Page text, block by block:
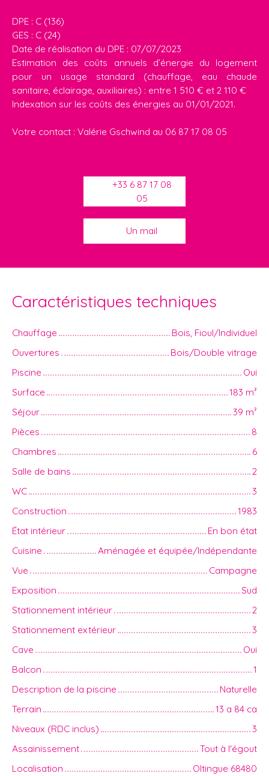
DPE : C (136)
GES : C (24)
Date de réalisation du DPE : 07/07/2023
Estimation des coûts annuels d’énergie du logement
pour un usage standard (chauffage, eau chaude
sanitaire, éclairage, auxiliaires) : entre 1 510 € et 2 110 €
Indexation sur les coûts des énergies au 01/01/2021.
Votre contact : Valérie Gschwind au 06 87 17 08 05
+33 6 87 17 08
05
Un mail
Caractéristiques techniques
Chauffage
Bois, Fioul/Individuel
Ouvertures
Bois/Double vitrage
Piscine
Oui
Surface
183 m²
Séjour
39 m²
Pièces
8
Chambres
6
Salle de bains
2
WC
3
Construction
1983
État intérieur
En bon état
Cuisine
Aménagée et équipée/Indépendante
Vue
Campagne
Exposition
Sud
Stationnement intérieur
2
Stationnement extérieur
3
Cave
Oui
Balcon
1
Description de la piscine
Naturelle
Terrain
13 a 84 ca
Niveaux (RDC inclus)
3
Assainissement
Tout à l'égout
Localisation
Oltingue 68480